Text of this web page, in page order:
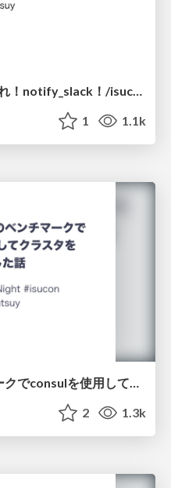
1 1.1k
ISUCON6本選のベンチマークでconsulを使用してクラスタを構築した話 / isucon6-night
2 1.3k